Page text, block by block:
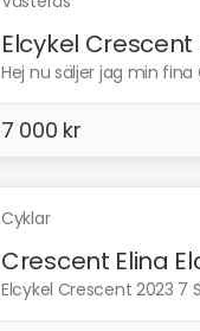
Elcykel Crescent
Hej nu säljer jag min
7 000 kr
Cyklar
Crescent Elina
Elcykel Crescent 2023 7